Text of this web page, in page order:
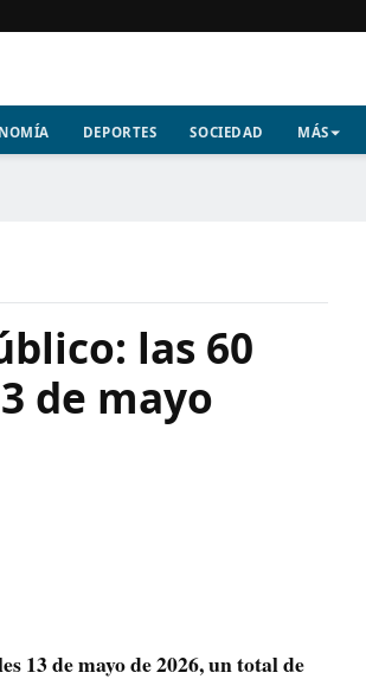
DEPORTES SOCIEDAD MÁS
las 60
de mayo
13 de mayo de 2026, un total de